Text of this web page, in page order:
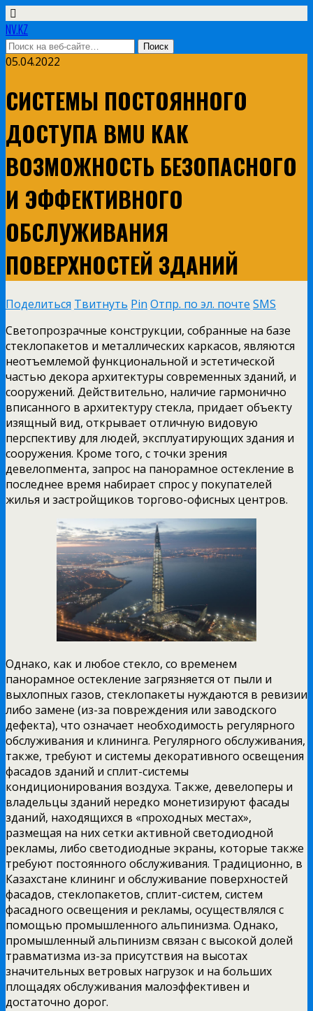
NV.KZ
05.04.2022
СИСТЕМЫ ПОСТОЯННОГО
ДОСТУПА BMU КАК
ВОЗМОЖНОСТЬ БЕЗОПАСНОГО
И ЭФФЕКТИВНОГО
ОБСЛУЖИВАНИЯ
ПОВЕРХНОСТЕЙ ЗДАНИЙ
Поделиться Твитнуть Pin Отпр. по эл. почте SMS
Светопрозрачные конструкции, собранные на базе
стеклопакетов и металлических каркасов, являются
неотъемлемой функциональной и эстетической
частью декора архитектуры современных зданий, и
сооружений. Действительно, наличие гармонично
вписанного в архитектуру стекла, придает объекту
изящный вид, открывает отличную видовую
перспективу для людей, эксплуатирующих здания и
сооружения. Кроме того, с точки зрения
девелопмента, запрос на панорамное остекление в
последнее время набирает спрос у покупателей
жилья и застройщиков торгово-офисных центров.
Однако, как и любое стекло, со временем
панорамное остекление загрязняется от пыли и
выхлопных газов, стеклопакеты нуждаются в ревизии
либо замене (из-за повреждения или заводского
дефекта), что означает необходимость регулярного
обслуживания и клининга. Регулярного обслуживания,
также, требуют и системы декоративного освещения
фасадов зданий и сплит-системы
кондиционирования воздуха. Также, девелоперы и
владельцы зданий нередко монетизируют фасады
зданий, находящихся в «проходных местах»,
размещая на них сетки активной светодиодной
рекламы, либо светодиодные экраны, которые также
требуют постоянного обслуживания. Традиционно, в
Казахстане клининг и обслуживание поверхностей
фасадов, стеклопакетов, сплит-систем, систем
фасадного освещения и рекламы, осуществлялся с
помощью промышленного альпинизма. Однако,
промышленный альпинизм связан с высокой долей
травматизма из-за присутствия на высотах
значительных ветровых нагрузок и на больших
площадях обслуживания малоэффективен и
достаточно дорог.